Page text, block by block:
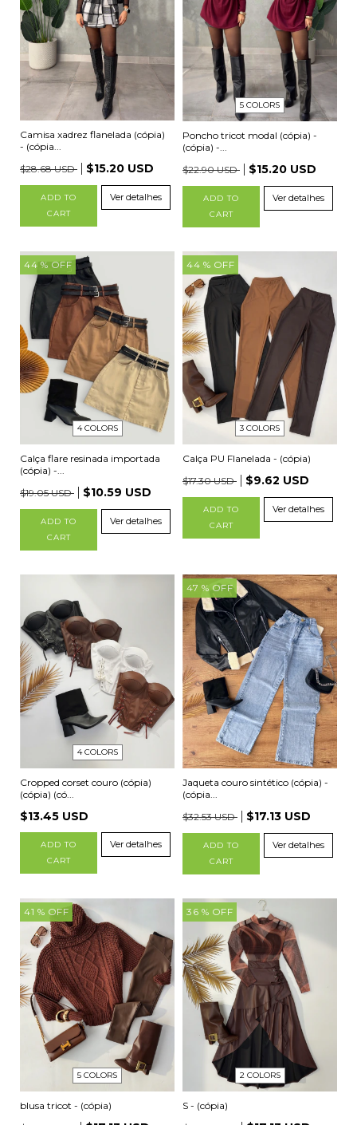
Camisa xadrez flanelada (cópia)
- (cópia...
$28.68 USD
$15.20 USD
ADD TO
CART
Ver detalhes
5 COLORS
Poncho tricot modal (cópia) -
(cópia) -...
$22.90 USD
$15.20 USD
ADD TO
CART
Ver detalhes
44 % OFF
4 COLORS
Calça flare resinada importada
(cópia) -...
$19.05 USD
$10.59 USD
ADD TO
CART
Ver detalhes
44 % OFF
3 COLORS
Calça PU Flanelada - (cópia)
$17.30 USD
$9.62 USD
ADD TO
CART
Ver detalhes
4 COLORS
Cropped corset couro (cópia)
(cópia) (có...
$13.45 USD
ADD TO
CART
Ver detalhes
47 % OFF
Jaqueta couro sintético (cópia) -
(cópia...
$32.53 USD
$17.13 USD
ADD TO
CART
Ver detalhes
41 % OFF
5 COLORS
blusa tricot - (cópia)
36 % OFF
2 COLORS
S - (cópia)